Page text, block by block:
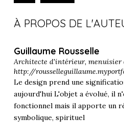
À PROPOS DE
Guillaume Rousselle
Architecte d'intérieur, menuisier
http://
Le design prend une
aujourd'hui L'objet a évolué, il
fonctionnel mais il apporte un
symbolique, spirituel